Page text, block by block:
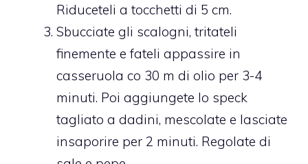
Riduceteli a tocchetti di 5 cm.
Sbucciate gli scalogni, tritateli
finemente e fateli appassire in
casseruola co 30 m di olio per 3-4
minuti. Poi aggiungete lo speck
tagliato a dadini, mescolate e lasciate
insaporire per 2 minuti. Regolate di